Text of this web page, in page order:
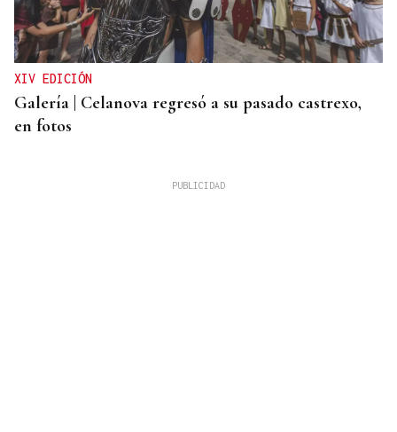
XIV EDICIÓN
Galería | Celanova regresó a su pasado castrexo,
en fotos